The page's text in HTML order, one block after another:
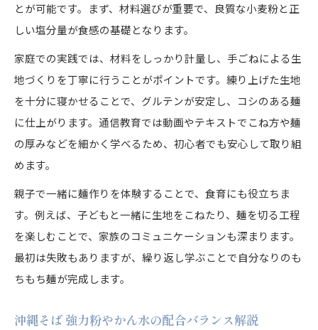
とが可能です。まず、材料選びが重要で、良質な小麦粉と正
しい塩分量が食感の基礎となります。
家庭での実践では、材料をしっかり計量し、手ごねによる生
地づくりを丁寧に行うことがポイントです。練り上げた生地
を十分に寝かせることで、グルテンが安定し、コシのある麺
に仕上がります。通信教育では動画やテキストでこね方や麺
の厚みなどを細かく学べるため、初心者でも安心して取り組
めます。
親子で一緒に麺作りを体験することで、食育にも役立ちま
す。例えば、子どもと一緒に生地をこねたり、麺を切る工程
を楽しむことで、家族のコミュニケーションも深まります。
最初は失敗もありますが、繰り返し学ぶことで自分なりのも
ちもち麺が完成します。
沖縄そば 強力粉やかん水の配合バランス解説